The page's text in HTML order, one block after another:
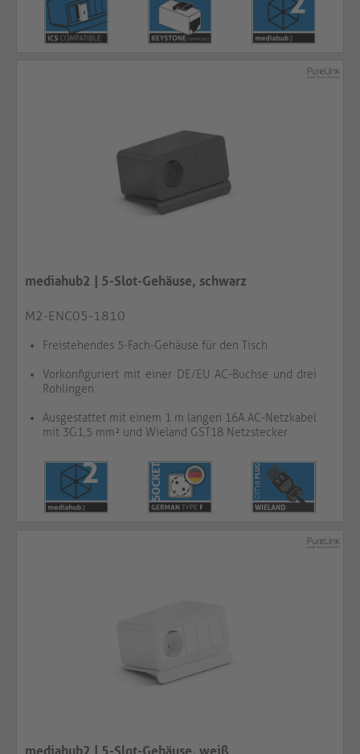
mediahub2 | 5-Slot-Gehäuse, schwarz
M2-ENC05-1810
Freistehendes 5-Fach-Gehäuse für den Tisch
Vorkonfiguriert mit einer DE/EU AC-Buchse und drei
Rohlingen
Ausgestattet mit einem 1 m langen 16A AC-Netzkabel
mit 3G1,5 mm² und Wieland GST18 Netzstecker